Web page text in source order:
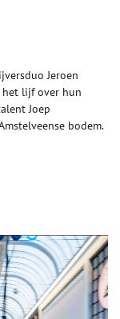
Jeroen
het lijf over hun
Joep
bodem.